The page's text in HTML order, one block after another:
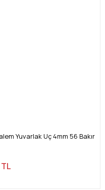
Yuvarlak Uç 4mm 56 Bakır